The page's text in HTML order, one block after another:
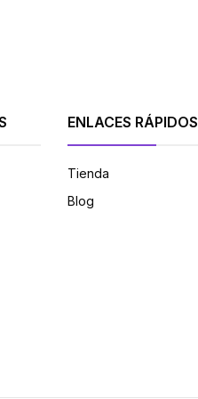
ENLACES RÁPIDOS
Tienda
Blog